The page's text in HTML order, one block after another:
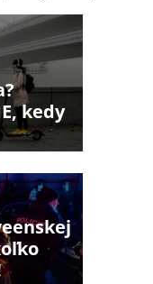
kedy